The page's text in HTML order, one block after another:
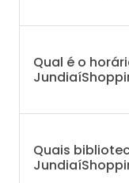
Qual é o
Quais